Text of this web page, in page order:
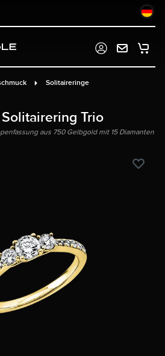
Solitaireringe
Trio
aus 750 Gelbgold mit 15 Diamanten